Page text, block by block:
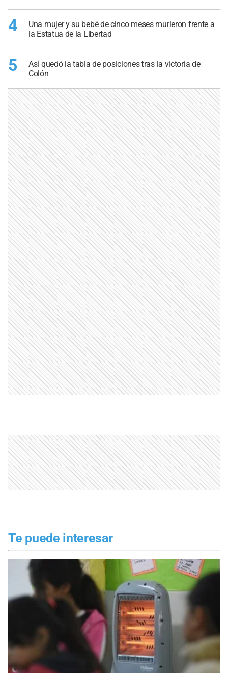
4
Una mujer y su bebé de cinco meses murieron frente a
la Estatua de la Libertad
5
Así quedó la tabla de posiciones tras la victoria de
Colón
Te puede interesar